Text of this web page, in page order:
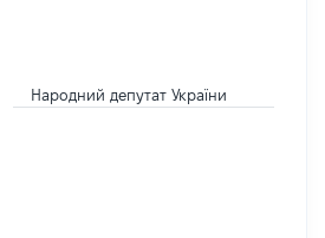
Народний депутат України